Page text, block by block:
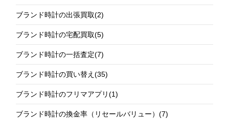
ブランド時計の出張買取(2)
ブランド時計の宅配買取(5)
ブランド時計の一括査定(7)
ブランド時計の買い替え(35)
ブランド時計のフリマアプリ(1)
ブランド時計の換金率（リセールバリュー）(7)